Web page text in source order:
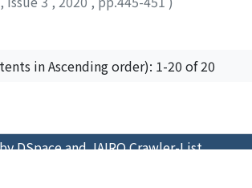
in Ascending order): 1-20 of 20
DSpace and JAIRO Crawler-List